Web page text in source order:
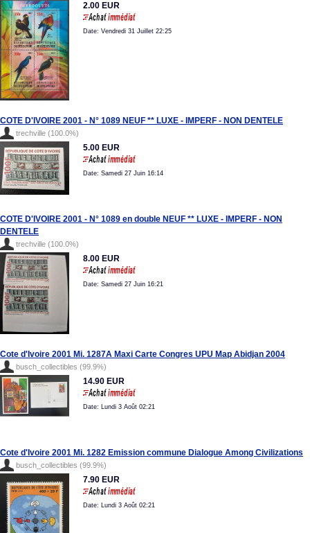
2.00 EUR
Date: Vendredi 31 Juillet 22:25
COTE D'IVOIRE 2001 - N° 1089 NEUF ** LUXE - IMPERF - NON DENTELE
trechville (100.0%)
5.00 EUR
Date: Samedi 27 Juin 16:14
COTE D'IVOIRE 2001 - N° 1089 en double NEUF ** LUXE - IMPERF - NON
DENTELE
trechville (100.0%)
8.00 EUR
Date: Samedi 27 Juin 16:21
Cote d'Ivoire 2001 Mi. 1287A Maxi Carte Congres UPU Map Abidjan 2004
busch_collectibles (99.9%)
14.90 EUR
Date: Lundi 3 Août 02:21
Cote d'Ivoire 2001 Mi. 1282 Emission commune Dialogue Among Civilizations
busch_collectibles (99.9%)
7.90 EUR
Date: Lundi 3 Août 02:21